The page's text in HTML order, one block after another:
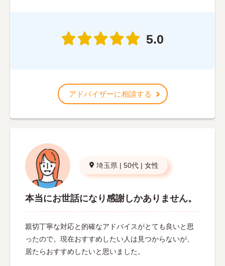
5.0
アドバイザーに相談する
埼玉県 | 50代 | 女性
本当にお世話になり感謝しかありません。
親切丁寧な対応と的確なアドバイスがとても良いと思
ったので。現在おすすめしたい人は見つからないが、
居たらおすすめしたいと思いました。